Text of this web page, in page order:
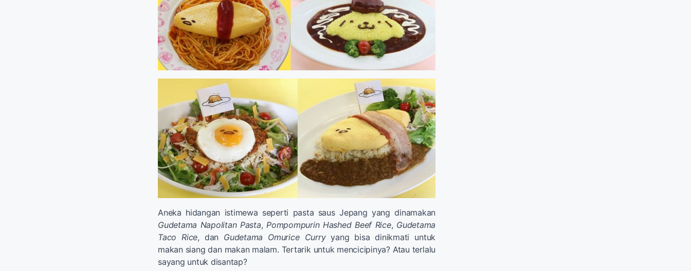
Aneka hidangan istimewa seperti pasta saus Jepang yang dinamakan
Gudetama Napolitan Pasta, Pompompurin Hashed Beef Rice, Gudetama
Taco Rice, dan Gudetama Omurice Curryyang bisa dinikmati untuk
makan siang dan makan malam. Tertarik untuk mencicipinya? Atau terlalu
sayang untuk disantap?